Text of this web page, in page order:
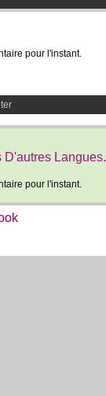
pour l'instant.
Langues.
pour l'instant.